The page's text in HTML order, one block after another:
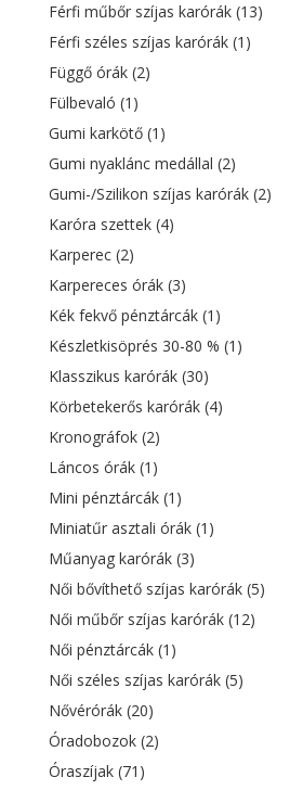
Férfi műbőr szíjas karórák (13)
Férfi széles szíjas karórák (1)
Függő órák (2)
Fülbevaló (1)
Gumi karkötő (1)
Gumi nyaklánc medállal (2)
Gumi-/Szilikon szíjas karórák (2)
Karóra szettek (4)
Karperec (2)
Karpereces órák (3)
Kék fekvő pénztárcák (1)
Készletkisöprés 30-80 % (1)
Klasszikus karórák (30)
Körbetekerős karórák (4)
Kronográfok (2)
Láncos órák (1)
Mini pénztárcák (1)
Miniatűr asztali órák (1)
Műanyag karórák (3)
Női bővíthető szíjas karórák (5)
Női műbőr szíjas karórák (12)
Női pénztárcák (1)
Női széles szíjas karórák (5)
Nővérórák (20)
Óradobozok (2)
Óraszíjak (71)